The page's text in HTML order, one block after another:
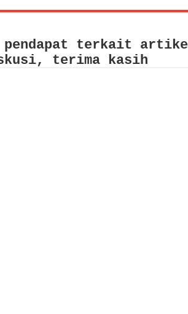
pendapat terkait
terima kasih